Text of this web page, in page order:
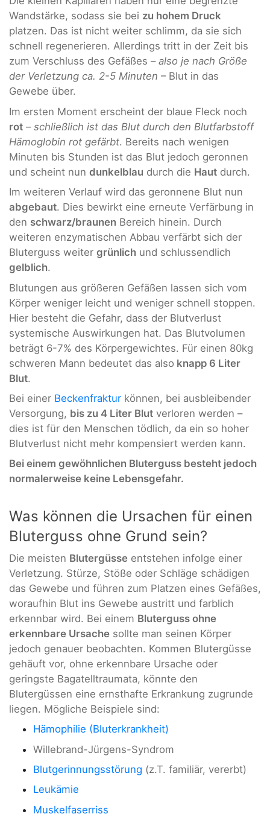
Wandstärke, sodass sie bei zu hohem Druck
platzen. Das ist nicht weiter schlimm, da sie sich
schnell regenerieren. Allerdings tritt in der Zeit bis
zum Verschluss des Gefäßes – also je nach Größe
der Verletzung ca. 2-5 Minuten – Blut in das
Gewebe über.
Im ersten Moment erscheint der blaue Fleck noch
rot – schließlich ist das Blut durch den Blutfarbstoff
Hämoglobin rot gefärbt. Bereits nach wenigen
Minuten bis Stunden ist das Blut jedoch geronnen
und scheint nun dunkelblau durch die Haut durch.
Im weiteren Verlauf wird das geronnene Blut nun
abgebaut. Dies bewirkt eine erneute Verfärbung in
den schwarz/braunen Bereich hinein. Durch
weiteren enzymatischen Abbau verfärbt sich der
Bluterguss weiter grünlich und schlussendlich
gelblich.
Blutungen aus größeren Gefäßen lassen sich vom
Körper weniger leicht und weniger schnell stoppen.
Hier besteht die Gefahr, dass der Blutverlust
systemische Auswirkungen hat. Das Blutvolumen
beträgt 6-7% des Körpergewichtes. Für einen 80kg
schweren Mann bedeutet das also knapp 6 Liter
Blut.
Bei einer Beckenfraktur können, bei ausbleibender
Versorgung, bis zu 4 Liter Blut verloren werden –
dies ist für den Menschen tödlich, da ein so hoher
Blutverlust nicht mehr kompensiert werden kann.
Bei einem gewöhnlichen Bluterguss besteht jedoch
normalerweise keine Lebensgefahr.
Was können die Ursachen für einen
Bluterguss ohne Grund sein?
Die meisten Blutergüsse entstehen infolge einer
Verletzung. Stürze, Stöße oder Schläge schädigen
das Gewebe und führen zum Platzen eines Gefäßes,
woraufhin Blut ins Gewebe austritt und farblich
erkennbar wird. Bei einem Bluterguss ohne
erkennbare Ursache sollte man seinen Körper
jedoch genauer beobachten. Kommen Blutergüsse
gehäuft vor, ohne erkennbare Ursache oder
geringste Bagatelltraumata, könnte den
Blutergüssen eine ernsthafte Erkrankung zugrunde
liegen. Mögliche Beispiele sind:
Hämophilie (Bluterkrankheit)
Willebrand-Jürgens-Syndrom
Blutgerinnungsstörung (z.T. familiär, vererbt)
Leukämie
Muskelfaserriss